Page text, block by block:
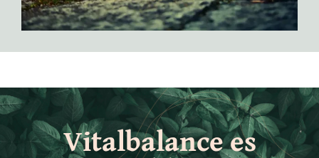
Vitalbalance es